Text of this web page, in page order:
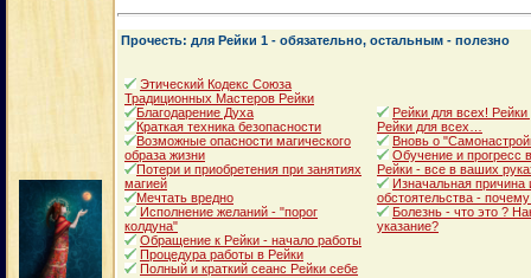
Прочесть: для Рейки 1 - обязательно, остальным - полезно
Этический Кодекс Союза
Традиционных Мастеров Рейки
Благодарение Духа
Краткая техника безопасности
Возможные опасности магического
образа жизни
Потери и приобретения при занятиях
магией
Мечтать вредно
Исполнение желаний - "порог
колдуна"
Обращение к Рейки - начало работы
Процедура работы в Рейки
Полный и краткий сеанс Рейки себе
Рейки для всех!
Рейки для всех…
Вновь о
Обучение и прогресс
Рейки - все в ваших
Изначальная
обстоятельства -
Болезнь - что это ?
указание?